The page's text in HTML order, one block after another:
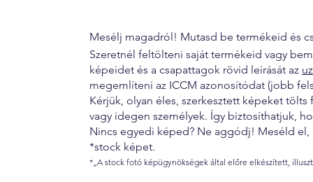
Mesélj magadról! Mutasd be termékeid és
Szeretnél feltölteni saját termékeid vagy
képeidet és a csapattagok rövid leírását az
megemlíteni az ICCM azonosítódat (jobb
Kérjük, olyan éles, szerkesztett képeket
vagy idegen személyek. Így biztosíthatjuk,
Nincs egyedi képed? Ne aggódj! Meséld
*stock képet.
*„A stock fotó képügynökségek által előre elkészített,